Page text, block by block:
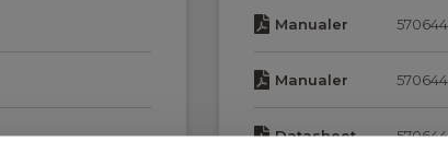
Manualer
Manualer
Datasheet